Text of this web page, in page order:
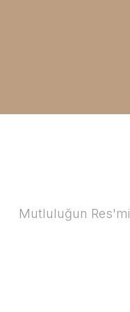
Mutluluğun Res'mi